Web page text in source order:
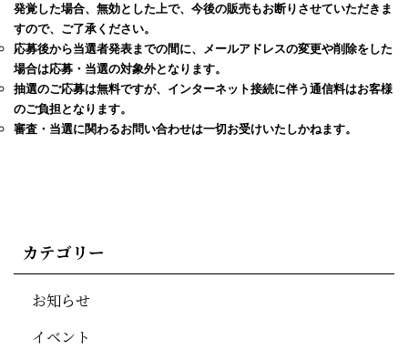
発覚した場合、無効とした上で、今後の販売もお断りさせていただきま
すので、ご了承ください。
応募後から当選者発表までの間に、メールアドレスの変更や削除をした
場合は応募・当選の対象外となります。
抽選のご応募は無料ですが、インターネット接続に伴う通信料はお客様
のご負担となります。
審査・当選に関わるお問い合わせは一切お受けいたしかねます。
カテゴリー
お知らせ
イベント